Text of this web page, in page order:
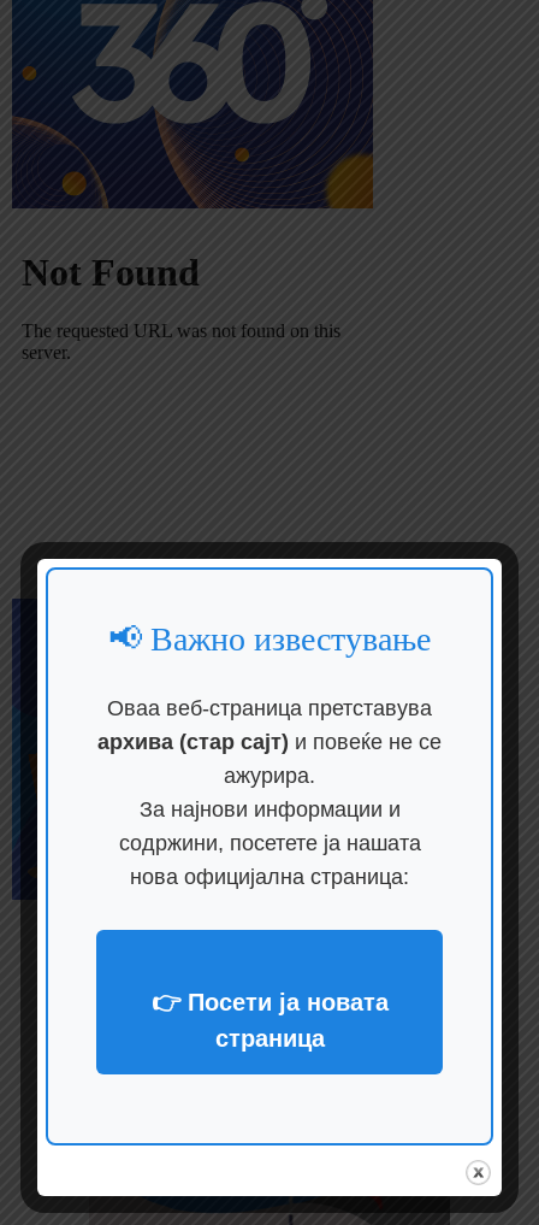
📢 Важно известување
Оваа веб-страница претставува
архива (стар сајт) и повеќе не се
ажурира.
За најнови информации и
содржини, посетете ја нашата
нова официјална страница:
👉 Посети ја новата
страница